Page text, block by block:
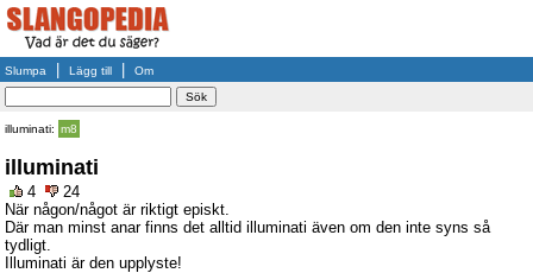
Slumpa Lägg till Om
illuminati: m8
illuminati
4
24
När någon/något är riktigt episkt.
Där man minst anar finns det alltid illuminati även om den inte syns så
tydligt.
Illuminati är den upplyste!